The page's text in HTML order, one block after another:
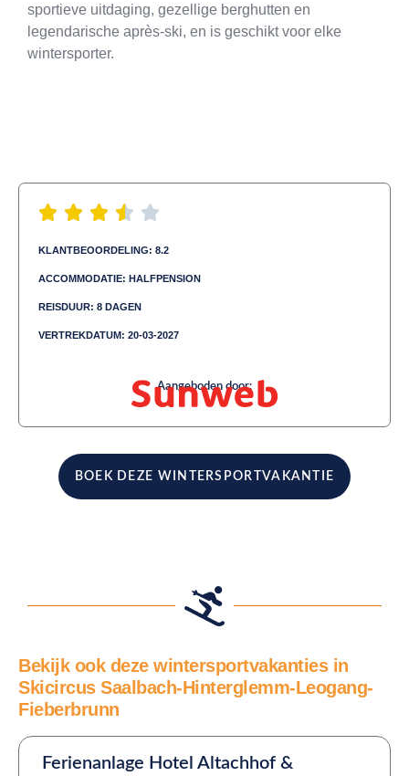
sportieve uitdaging, gezellige berghutten en
legendarische après-ski, en is geschikt voor elke
wintersporter.
KLANTBEOORDELING: 8.2
ACCOMMODATIE: HALFPENSION
REISDUUR: 8 DAGEN
VERTREKDATUM: 20-03-2027
Aangeboden door:
BOEK DEZE WINTERSPORTVAKANTIE
Bekijk ook deze wintersportvakanties in
Skicircus Saalbach-Hinterglemm-Leogang-
Fieberbrunn
Ferienanlage Hotel Altachhof &